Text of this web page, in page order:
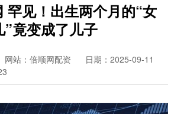
罕见！出生两个月的“女
”竟变成了儿子
网站：倍顺网配资
日期：2025-09-11